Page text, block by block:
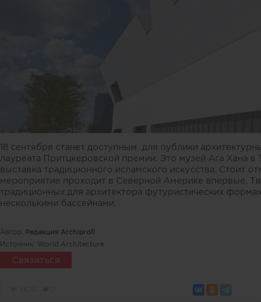
18 сентября станет доступным для публики
лауреата Притцкеровской премии. Это музей Ага Хана в
выставка традиционного исламского искусства. Стоит
мероприятие проходит в Северной Америке впервые.
традиционных для архитектора футуристических
несколькими бассейнами.
Автор: Редакция Archiprofi
Источник: World Architecture
Связаться